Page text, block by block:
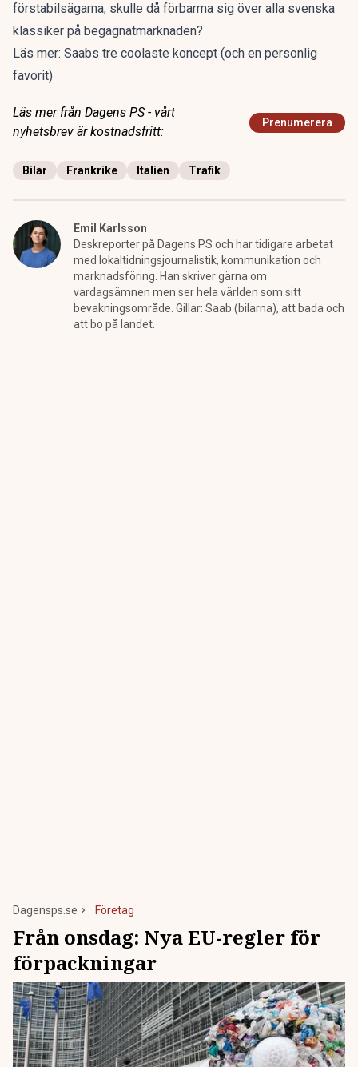
förstabilsägarna, skulle då förbarma sig över alla svenska
klassiker på begagnatmarknaden?
Läs mer: Saabs tre coolaste koncept (och en personlig
favorit)
Läs mer från Dagens PS - vårt
nyhetsbrev är kostnadsfritt:
Prenumerera
Bilar Frankrike Italien Trafik
Emil Karlsson
Deskreporter på Dagens PS och har tidigare arbetat
med lokaltidningsjournalistik, kommunikation och
marknadsföring. Han skriver gärna om
vardagsämnen men ser hela världen som sitt
bevakningsområde. Gillar: Saab (bilarna), att bada och
att bo på landet.
Dagensps.se Företag
Från onsdag: Nya EU-regler för
förpackningar